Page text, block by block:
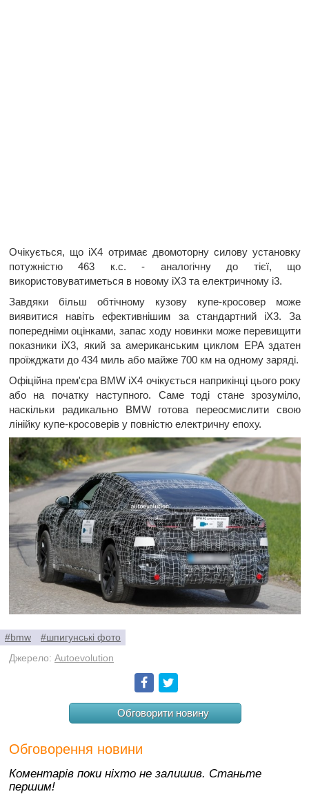
Очікується, що iX4 отримає двомоторну силову установку
потужністю 463 к.с. - аналогічну до тієї, що
використовуватиметься в новому iX3 та електричному i3.
Завдяки більш обтічному кузову купе-кросовер може
виявитися навіть ефективнішим за стандартний iX3. За
попередніми оцінками, запас ходу новинки може перевищити
показники iX3, який за американським циклом EPA здатен
проїжджати до 434 миль або майже 700 км на одному заряді.
Офіційна прем'єра BMW iX4 очікується наприкінці цього року
або на початку наступного. Саме тоді стане зрозуміло,
наскільки радикально BMW готова переосмислити свою
лінійку купе-кросоверів у повністю електричну епоху.
#bmw
#шпигунські фото
Джерело: Autoevolution
Facebook
Обговорити новину
Обговорення новини
Коментарів поки ніхто не залишив. Станьте
першим!